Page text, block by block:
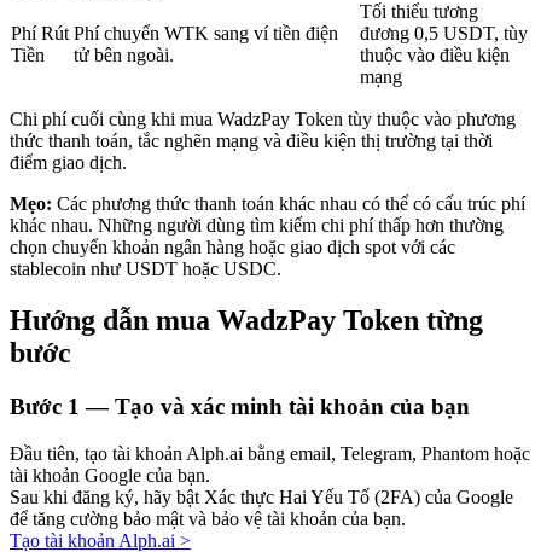
Dịch vụ vay được hỗ trợ bằng tiền điện tử
Tận hưởng việc quản lý tài chính hiện tại và thu nhập lâu dài
Phí Rút
Tiền
Phí chuyển WTK sang ví tiền điện
tử bên ngoài.
Tối thiểu tương
đương 0,5 USDT, tùy
thuộc vào điều kiện
mạng
Chi phí cuối cùng khi mua WadzPay Token tùy thuộc vào phương
thức thanh toán, tắc nghẽn mạng và điều kiện thị trường tại thời
điểm giao dịch.
Mẹo: Các phương thức thanh toán khác nhau có thể có cấu trúc phí
khác nhau. Những người dùng tìm kiếm chi phí thấp hơn thường
chọn chuyển khoản ngân hàng hoặc giao dịch spot với các
stablecoin như USDT hoặc USDC.
Hướng dẫn mua WadzPay Token từng
bước
Bước 1 —Tạo và xác minh tài khoản của bạn
Đầu tiên, tạo tài khoản Alph.ai bằng email, Telegram, Phantom hoặc
tài khoản Google của bạn.
Sau khi đăng ký, hãy bật Xác thực Hai Yếu Tố (2FA) của Google
để tăng cường bảo mật và bảo vệ tài khoản của bạn.
Tạo tài khoản Alph.ai >